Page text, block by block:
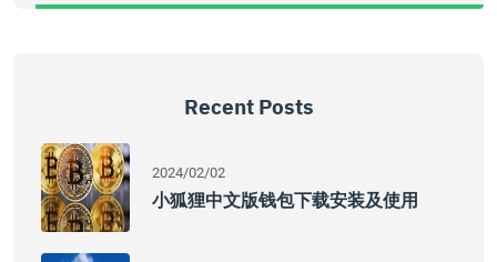
Recent Posts
2024/02/02
小狐狸中文版钱包下载安装及使用